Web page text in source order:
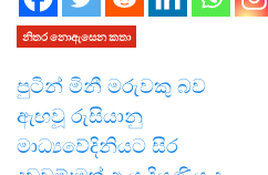
නිතර නොඇසෙන කතා
පුටින් මිනී මරුවකු බව
ඇඟවූ රුසියානු
මාධ්‍යවේදිනියට සිර